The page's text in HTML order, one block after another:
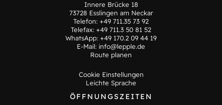
Innere Brücke 18
73728 Esslingen am Neckar
Telefon: +49 711.35 73 92
Telefax: +49 711.3 50 81 52
WhatsApp: +49 170.2 09 44 19
E-Mail: info@lepple.de
Route planen
Cookie Einstellungen
Leichte Sprache
ÖFFNUNGSZEITEN